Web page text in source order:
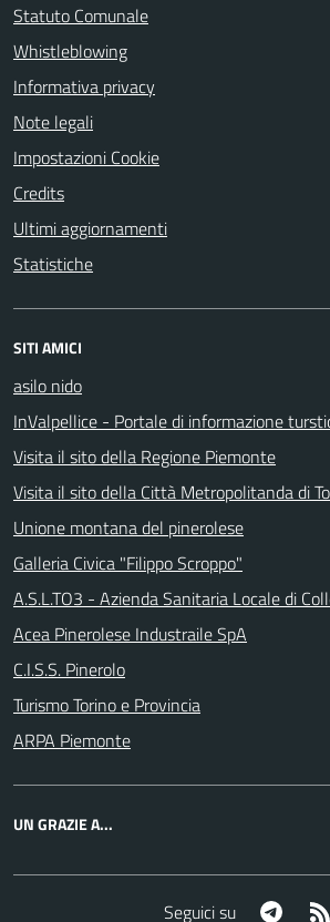
Statuto Comunale
Whistleblowing
Informativa privacy
Note legali
Impostazioni Cookie
Credits
Ultimi aggiornamenti
Statistiche
SITI AMICI
asilo nido
InValpellice - Portale di informazione
Visita il sito della Regione Piemonte
Visita il sito della Città Metropolitanda di
Unione montana del pinerolese
Galleria Civica "Filippo Scroppo"
A.S.L.TO3 - Azienda Sanitaria Locale di
Acea Pinerolese Industraile SpA
C.I.S.S. Pinerolo
Turismo Torino e Provincia
ARPA Piemonte
UN GRAZIE A...
Seguici su